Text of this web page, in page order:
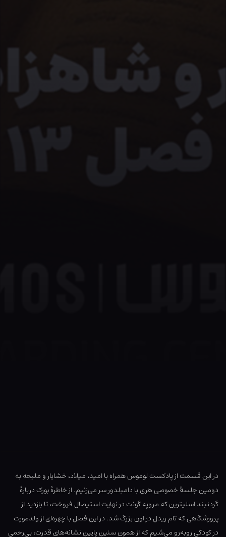
در این قسمت از پادکست لوموس همراه با امید، میلاد، خشایار و ملیحه به
دومین جلسهٔ خصوصی هری با دامبلدور سر می‌زنیم. از خاطرهٔ بورک دربارهٔ
گردنبند اسلیترین که مروپه گونت در نهایت استیصال فروخت، تا بازدید از
پرورشگاهی که تام ریدل در اون بزرگ شد. در این فصل با چهره‌ای از ولدمورت
در کودکی روبه‌رو می‌شیم که از همون سنین پایین نشانه‌های قدرت، بی‌رحمی